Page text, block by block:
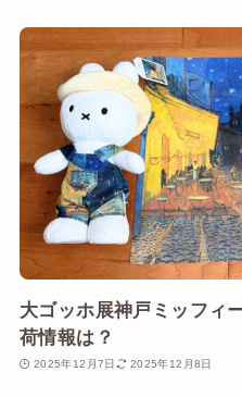
大ゴッホ展神戸ミッフィ
荷情報は？
2025年12月7日 2025年12月8日